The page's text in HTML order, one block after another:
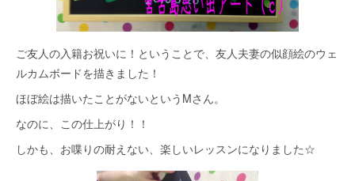
ご友人の入籍お祝いに！ということで、友人夫妻の似顔絵のウェ
ルカムボードを描きました！
ほぼ絵は描いたことがないというMさん。
なのに、この仕上がり！！
しかも、お喋りの耐えない、楽しいレッスンになりました☆